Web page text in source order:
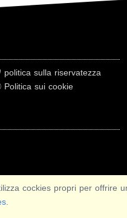
cockies propri per
politica sulla riservatezza
Politica sui cookie
Copyright © 2026